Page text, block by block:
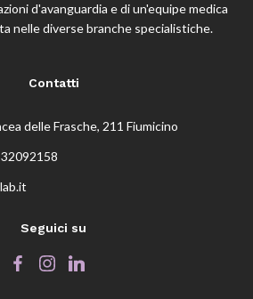
d'avanguardia e di un'equipe medica
nelle diverse branche specialistiche.
Contatti
delle Frasche, 211 Fiumicino
Seguici su